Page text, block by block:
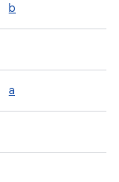
b
a